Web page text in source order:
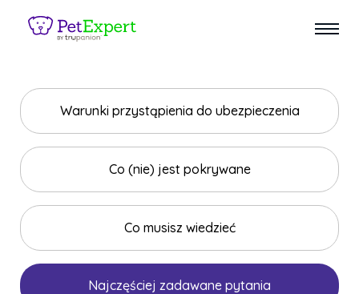
Warunki przystąpienia do ubezpieczenia
Co (nie) jest pokrywane
Co musisz wiedzieć
Najczęściej zadawane pytania